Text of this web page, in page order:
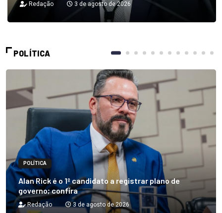
Redação 3 de agosto de 2026
POLÍTICA
POLÍTICA
Alan Rick é o 1º candidato a registrar plano de
governo; confira
Redação 3 de agosto de 2026